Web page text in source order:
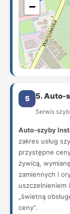
−
5 5. Auto-
Serwis
Auto-szyby
zakres usług
przystępne
żywicą,
zamiennych i
uszczelnieniem
„świetną
ceny”.